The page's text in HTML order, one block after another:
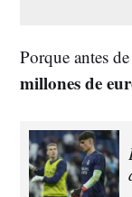
Porque antes
millones de